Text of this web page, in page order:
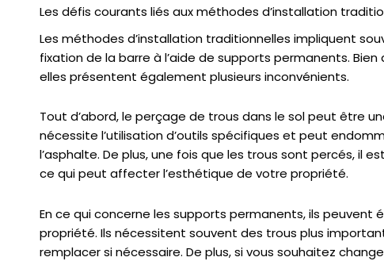
Les défis courants liés aux méthodes d’installation
Les méthodes d’installation traditionnelles impliquent
fixation de la barre à l’aide de supports permanents.
elles présentent également plusieurs inconvénients.
Tout d’abord, le perçage de trous dans le sol peut être
nécessite l’utilisation d’outils spécifiques et peut
l’asphalte. De plus, une fois que les trous sont percés, il
ce qui peut affecter l’esthétique de votre propriété.
En ce qui concerne les supports permanents, ils
propriété. Ils nécessitent souvent des trous plus
remplacer si nécessaire. De plus, si vous souhaitez